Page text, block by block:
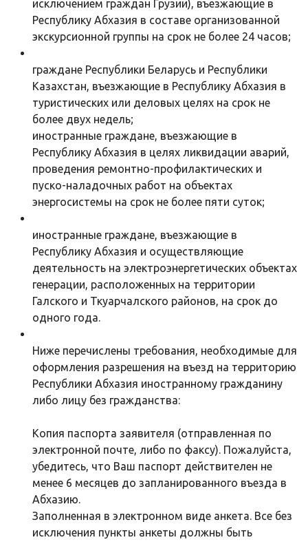
исключением граждан Грузии), въезжающие в
Республику Абхазия в составе организованной
экскурсионной группы на срок не более 24 часов;
граждане Республики Беларусь и Республики
Казахстан, въезжающие в Республику Абхазия в
туристических или деловых целях на срок не
более двух недель;
иностранные граждане, въезжающие в
Республику Абхазия в целях ликвидации аварий,
проведения ремонтно-профилактических и
пуско-наладочных работ на объектах
энергосистемы на срок не более пяти суток;
иностранные граждане, въезжающие в
Республику Абхазия и осуществляющие
деятельность на электроэнергетических объектах
генерации, расположенных на территории
Галского и Ткуарчалского районов, на срок до
одного года.
Ниже перечислены требования, необходимые для
оформления разрешения на въезд на территорию
Республики Абхазия иностранному гражданину
либо лицу без гражданства:
Копия паспорта заявителя (отправленная по
электронной почте, либо по факсу). Пожалуйста,
убедитесь, что Ваш паспорт действителен не
менее 6 месяцев до запланированного въезда в
Абхазию.
Заполненная в электронном виде анкета. Все без
исключения пункты анкеты должны быть